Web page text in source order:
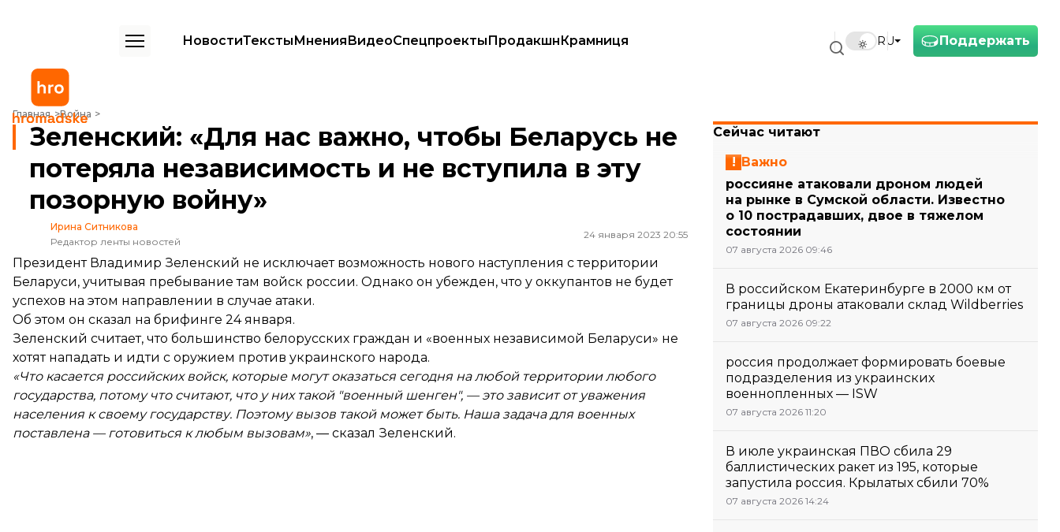
Поддержать
RU
НовостиТекстыМненияВидеоСпецпроектыПродакшнКрамниця
Главная Война
Зеленский: «Для нас важно, чтобы Беларусь не потеряла независимость и не вступила в эту позорную войну»
Зеленский: «Для нас важно, чтобы Беларусь не
потеряла независимость и не вступила в эту
позорную войну»
Ирина Ситникова
Редактор ленты новостей
24 января 2023 20:55
Президент Владимир Зеленский не исключает возможность нового наступления с территории
Беларуси, учитывая пребывание там войск россии. Однако он убежден, что у оккупантов не будет
успехов на этом направлении в случае атаки.
Об этом он сказал на брифинге 24 января.
Зеленский считает, что большинство белорусских граждан и «военных независимой Беларуси» не
хотят нападать и идти с оружием против украинского народа.
«Что касается российских войск, которые могут оказаться сегодня на любой территории любого
государства, потому что считают, что у них такой "военный шенген", — это зависит от уважения
населения к своему государству. Поэтому вызов такой может быть. Наша задача для военных
поставлена — готовиться к любым вызовам», — сказал Зеленский.
Сейчас читают
Важно
россияне атаковали дроном людей
на рынке в Сумской области. Известно
о 10 пострадавших, двое в тяжелом
состоянии
07 августа 2026 09:46
В российском Екатеринбурге в 2000 км от
границы дроны атаковали склад Wildberries
07 августа 2026 09:22
россия продолжает формировать боевые
подразделения из украинских
военнопленных — ISW
07 августа 2026 11:20
В июле украинская ПВО сбила 29
баллистических ракет из 195, которые
запустила россия. Крылатых сбили 70%
07 августа 2026 14:24